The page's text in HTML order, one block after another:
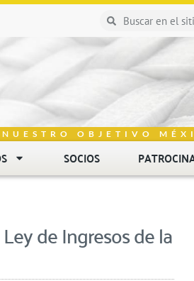
NUESTRO OBJETIVO
SOCIOS
de Ingresos de la